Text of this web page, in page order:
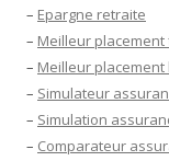
– Epargne retraite
– Meilleur
– Meilleur placement
– Simulateur
– Simulation
– Comparateur